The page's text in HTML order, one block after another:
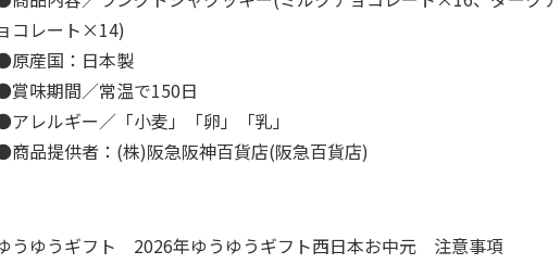
コレート×14)
原産国：日本製
賞味期間／常温で150日
アレルギー／「小麦」「卵」「乳」
商品提供者：(株)阪急阪神百貨店(阪急百貨店)
うゆうギフト 2026年ゆうゆうギフト西日本お中元 注意事項